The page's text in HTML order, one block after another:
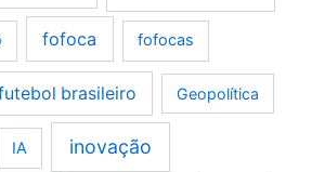
fofoca fofocas
brasileiro Geopolítica
IA inovação